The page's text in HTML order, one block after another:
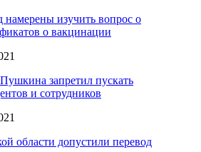
намерены изучить вопрос о
о вакцинации
запретил пускать
и сотрудников
области допустили перевод